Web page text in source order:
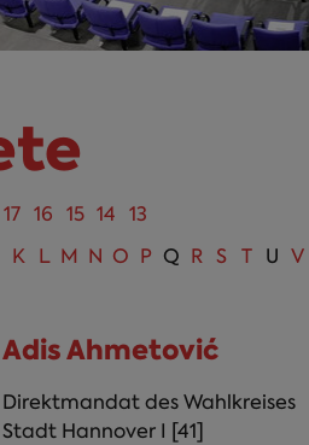
17 16 15 14 13
K L M N O P Q R S T U V
Adis Ahmetović
Direktmandat des Wahlkreises
Stadt Hannover I [41]